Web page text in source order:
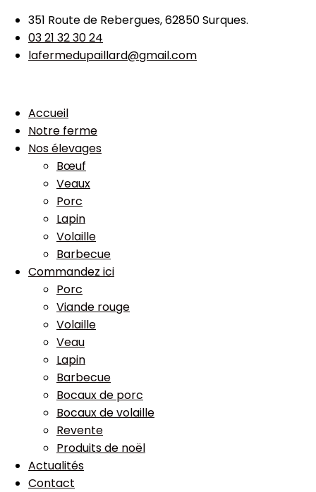
351 Route de Rebergues, 62850 Surques.
03 21 32 30 24
lafermedupaillard@gmail.com
Accueil
Notre ferme
Nos élevages
Bœuf
Veaux
Porc
Lapin
Volaille
Barbecue
Commandez ici
Porc
Viande rouge
Volaille
Veau
Lapin
Barbecue
Bocaux de porc
Bocaux de volaille
Revente
Produits de noël
Actualités
Contact